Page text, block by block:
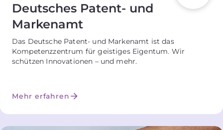
Deutsches Patent- und
Markenamt
Das Deutsche Patent- und Markenamt ist das
Kompetenzzentrum für geistiges Eigentum. Wir
schützen Innovationen – und mehr.
Mehr erfahren